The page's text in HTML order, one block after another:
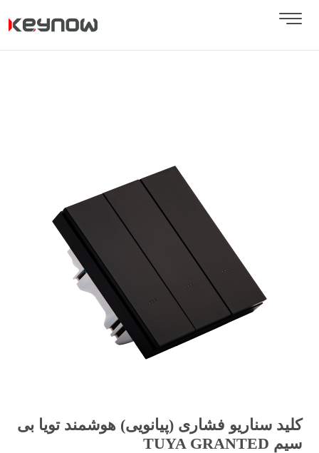
Previous
کلید سناریو فشاری (پیانویی) هوشمند تویا بی
سیم TUYA GRANTED